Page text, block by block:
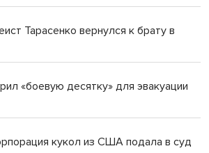
Тарасенко вернулся к брату в
«боевую десятку» для эвакуации
кукол из США подала в суд